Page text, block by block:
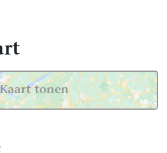
tonen